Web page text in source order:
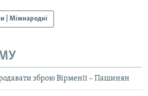
| Міжнародні
зброю Вірменії – Пашинян